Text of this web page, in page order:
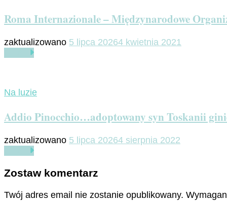
Roma Internazionale – Międzynarodowe
zaktualizowano 5 lipca 20264 kwietnia 2021
Na luzie
Addio Pinocchio…adoptowany syn Toskanii
zaktualizowano 5 lipca 20264 sierpnia 2022
Zostaw komentarz
Twój adres email nie zostanie opublikowany.